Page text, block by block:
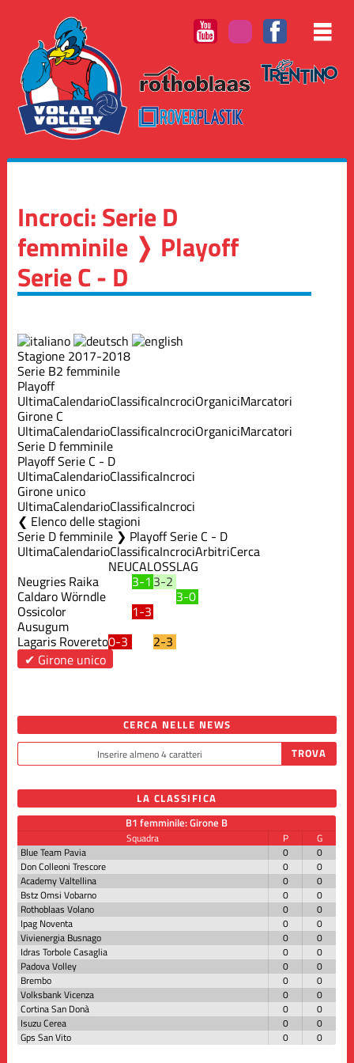
Incroci: Serie D
femminile ❭ Playoff
Serie C - D
Stagione 2017-2018
Serie B2 femminile
Playoff
UltimaCalendarioClassificaIncrociOrganiciMarcatori
Girone C
UltimaCalendarioClassificaIncrociOrganiciMarcatori
Serie D femminile
Playoff Serie C - D
UltimaCalendarioClassificaIncroci
Girone unico
UltimaCalendarioClassificaIncroci
Elenco delle stagioni
Serie D femminile ❯ Playoff Serie C - D
UltimaCalendarioClassificaIncrociArbitriCerca
NEUCALOSSLAG
Neugries Raika 3-1 3-2
Caldaro Wörndle 3-0
Ossicolor
Ausugum
1-3
Lagaris Rovereto0-3
2-3
✔ Girone unico
CERCA NELLE NEWS
LA CLASSIFICA
B1 femminile: Girone B
Squadra P
G
Blue Team Pavia
0
0
Don Colleoni Trescore
0
0
Academy Valtellina
0
0
Bstz Omsi Vobarno
0
0
Rothoblaas Volano
0
0
Ipag Noventa
0
0
Vivienergia Busnago
0
0
Idras Torbole Casaglia
0
0
Padova Volley
0
0
Brembo
0
0
Volksbank Vicenza
0
0
Cortina San Donà
0
0
Isuzu Cerea
0
0
Gps San Vito
0 0